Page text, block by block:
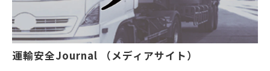
運輸安全Journal （メディアサイト）